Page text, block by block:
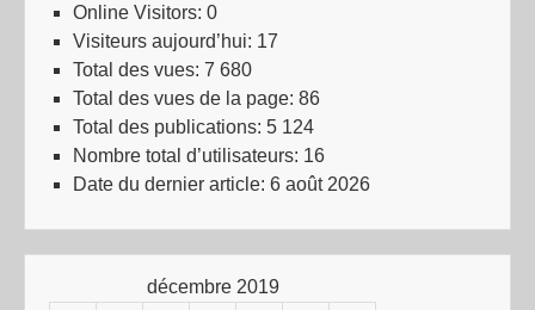
Online Visitors: 0
Visiteurs aujourd’hui: 17
Total des vues: 7 680
Total des vues de la page: 86
Total des publications: 5 124
Nombre total d’utilisateurs: 16
Date du dernier article: 6 août 2026
décembre 2019